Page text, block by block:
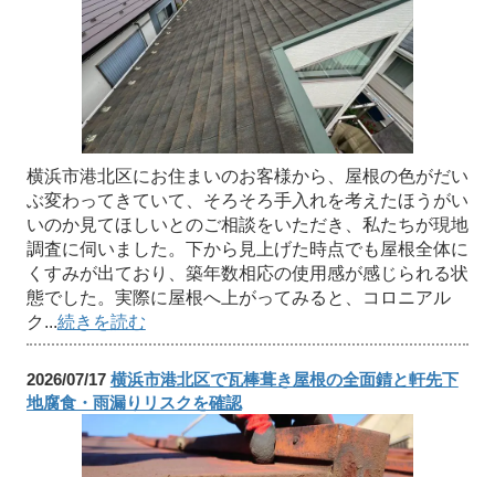
横浜市港北区にお住まいのお客様から、屋根の色がだい
ぶ変わってきていて、そろそろ手入れを考えたほうがい
いのか見てほしいとのご相談をいただき、私たちが現地
調査に伺いました。下から見上げた時点でも屋根全体に
くすみが出ており、築年数相応の使用感が感じられる状
態でした。実際に屋根へ上がってみると、コロニアル
ク...続きを読む
2026/07/17 横浜市港北区で瓦棒葺き屋根の全面錆と軒先下
地腐食・雨漏りリスクを確認